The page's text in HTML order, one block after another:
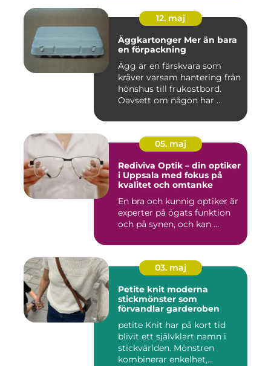
12. maj
Äggkartonger Mer än bara
en förpackning
Ägg är en färskvara som
kräver varsam hantering från
hönshus till frukostbord.
Oavsett om någon har ...
05. maj
Rediviva Optik – din optiker
i Uppsala med fokus på
kvalitet och omtanke
En bra och kunnig optiker är
experter på ögats funktion
och på synen, och kan ...
03. maj
Petite knit moderna
stickmönster som
förvandlar garderoben
petite Knit har på kort tid
blivit ett självklart namn i
stickvärlden. Mönstren
kombinerar enkelhet,...